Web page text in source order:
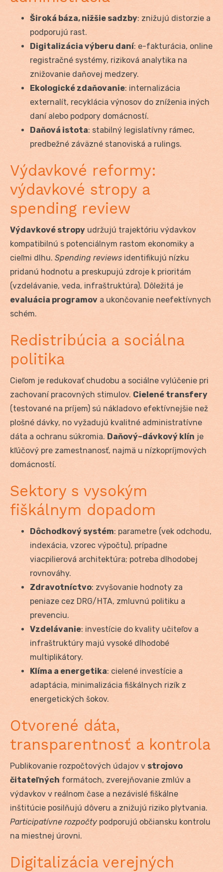
Široká báza, nižšie sadzby: znižujú distorzie a
podporujú rast.
Digitalizácia výberu daní: e-fakturácia, online
registračné systémy, riziková analytika na
znižovanie daňovej medzery.
Ekologické zdaňovanie: internalizácia
externalít, recyklácia výnosov do zníženia iných
daní alebo podpory domácností.
Daňová istota: stabilný legislatívny rámec,
predbežné záväzné stanoviská a rulings.
Výdavkové reformy:
výdavkové stropy a
spending review
Výdavkové stropy udržujú trajektóriu výdavkov
kompatibilnú s potenciálnym rastom ekonomiky a
cieľmi dlhu. Spending reviews identifikujú nízku
pridanú hodnotu a preskupujú zdroje k prioritám
(vzdelávanie, veda, infraštruktúra). Dôležitá je
evaluácia programov a ukončovanie neefektívnych
schém.
Redistribúcia a sociálna
politika
Cieľom je redukovať chudobu a sociálne vylúčenie pri
zachovaní pracovných stimulov. Cielené transfery
(testované na príjem) sú nákladovo efektívnejšie než
plošné dávky, no vyžadujú kvalitné administratívne
dáta a ochranu súkromia. Daňový–dávkový klín je
kľúčový pre zamestnanosť, najmä u nízkopríjmových
domácností.
Sektory s vysokým
fiškálnym dopadom
Dôchodkový systém: parametre (vek odchodu,
indexácia, vzorec výpočtu), prípadne
viacpilierová architektúra; potreba dlhodobej
rovnováhy.
Zdravotníctvo: zvyšovanie hodnoty za
peniaze cez DRG/HTA, zmluvnú politiku a
prevenciu.
Vzdelávanie: investície do kvality učiteľov a
infraštruktúry majú vysoké dlhodobé
multiplikátory.
Klíma a energetika: cielené investície a
adaptácia, minimalizácia fiškálnych rizík z
energetických šokov.
Otvorené dáta,
transparentnosť a kontrola
Publikovanie rozpočtových údajov v strojovo
čitateľných formátoch, zverejňovanie zmlúv a
výdavkov v reálnom čase a nezávislé fiškálne
inštitúcie posilňujú dôveru a znižujú riziko plytvania.
Participatívne rozpočty podporujú občiansku kontrolu
na miestnej úrovni.
Digitalizácia verejných